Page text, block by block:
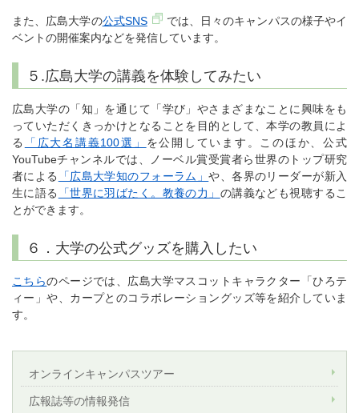
また、広島大学の公式SNS
では、日々のキャンパスの様子やイ
ベントの開催案内などを発信しています。
５.広島大学の講義を体験してみたい
広島大学の「知」を通じて「学び」やさまざまなことに興味をも
っていただくきっかけとなることを目的として、本学の教員によ
る
「広大名講義100選」 を公開しています。このほか、公式
YouTubeチャンネルでは、ノーベル賞受賞者ら世界のトップ研究
者による
「広島大学知のフォーラム」や、各界のリーダーが新入
生に語る
「世界に羽ばたく。教養の力」 の講義なども視聴するこ
とができます。
６．大学の公式グッズを購入したい
こちらのページでは、広島大学マスコットキャラクター「ひろテ
ィー」や、カープとのコラボレーショングッズ等を紹介していま
す。
オンラインキャンパスツアー
広報誌等の情報発信